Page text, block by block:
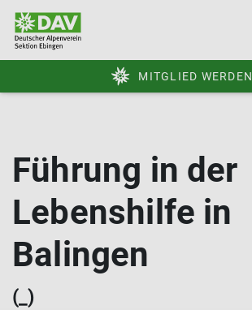
MITGLIED WERDEN
Führung in der
Lebenshilfe in
Balingen
(_)